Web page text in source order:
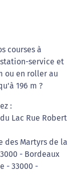
courses à
service et
ou en roller au
196 m ?
:
Lac Rue Robert
des Martyrs de la
- Bordeaux
- 33000 -